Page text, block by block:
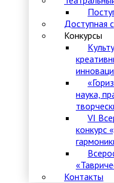
Доступная
Конкурсы
наука,
VI
конкурс
Контакты